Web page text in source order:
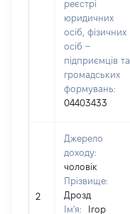
реєстрі
юридичних
осіб, фізичних
осіб –
підприємців та
громадських
формувань:
04403433
2
Джерело
доходу:
чоловік
Прізвище:
Дрозд
Ім'я:
Ігор